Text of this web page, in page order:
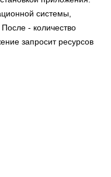
системы,
- количество
запросит ресурсов